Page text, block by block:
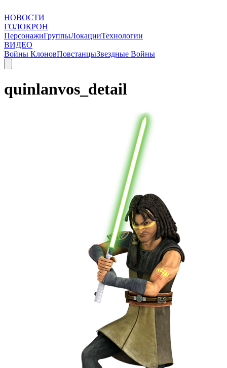
НОВОСТИ
ГОЛОКРОН
ПерсонажиГруппыЛокацииТехнологии
ВИДЕО
Войны КлоновПовстанцыЗвездные Войны
quinlanvos_detail